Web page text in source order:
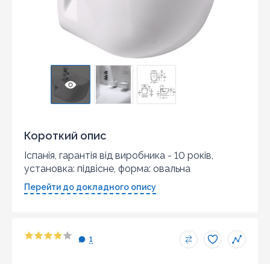
Короткий опис
Іспанія, гарантія від виробника - 10 років,
установка: підвісне, форма: овальна
Перейти до докладного опису
1